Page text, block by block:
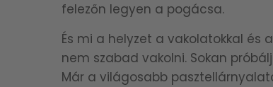
felezőn legyen a pogácsa.
És mi a helyzet a vakolatokkal és
nem szabad vakolni. Sokan
Már a világosabb